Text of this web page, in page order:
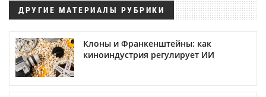
ДРУГИЕ МАТЕРИАЛЫ РУБРИКИ
Клоны и Франкенштейны: как
киноиндустрия регулирует ИИ